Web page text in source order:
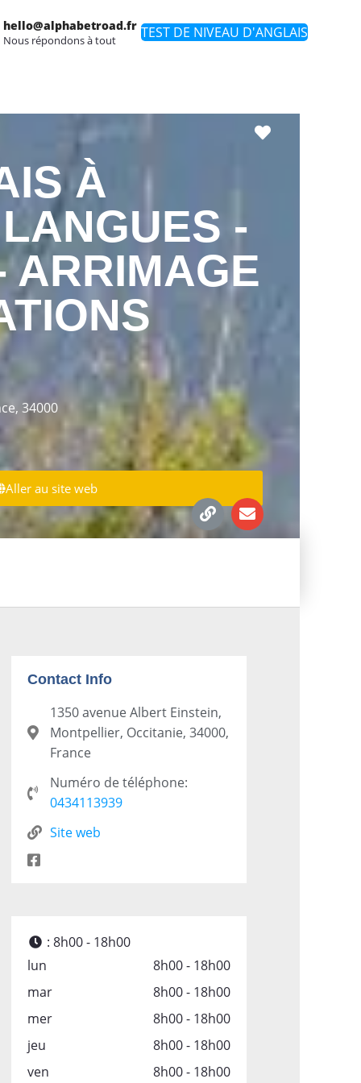
hello@alphabetroad.fr
Nous répondons à tout TEST DE NIVEAU D'ANGLAIS
Favori
À
-
ARRIMAGE
34000
Aller au site web
Contact Info
1350 avenue Albert Einstein,
Montpellier, Occitanie, 34000,
France
Numéro de téléphone:
0434113939
Site web
: 8h00 - 18h00
lun
8h00 - 18h00
mar
8h00 - 18h00
mer
8h00 - 18h00
jeu
8h00 - 18h00
ven
8h00 - 18h00